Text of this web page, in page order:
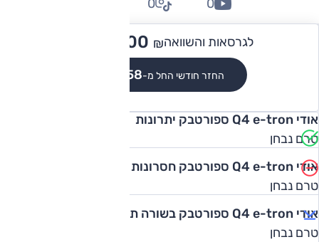
לגרסאות והשוואה₪
החזר חודשי החל מ-₪3,358
0
0
אודי Q4 e-tron ספורטבק יתרונות
טרם נבחן
אודי Q4 e-tron ספורטבק חסרונות
טרם נבחן
אודי Q4 e-tron ספורטבק בשורה תחתונה
טרם נבחן